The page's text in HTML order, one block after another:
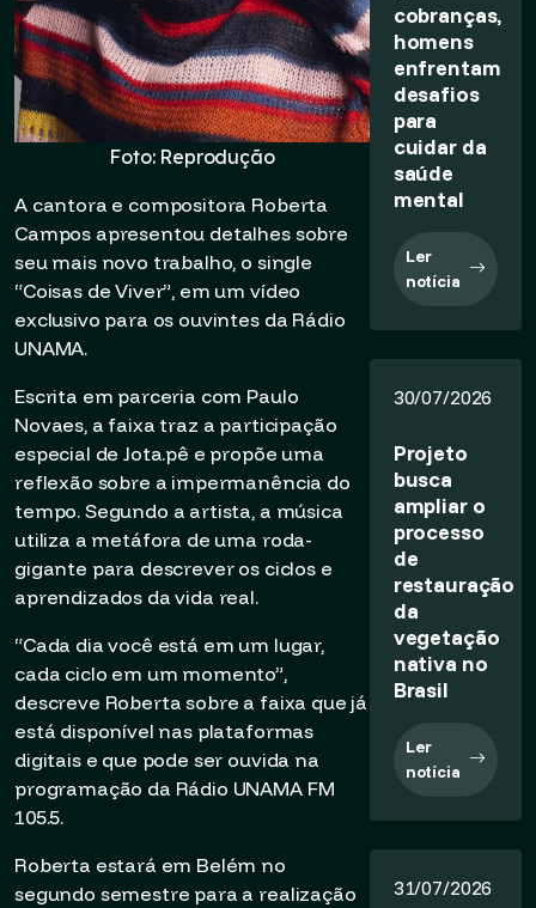
Foto: Reprodução
A cantora e compositora Roberta
Campos apresentou detalhes sobre
seu mais novo trabalho, o single
“Coisas de Viver”, em um vídeo
exclusivo para os ouvintes da Rádio
UNAMA.
Escrita em parceria com Paulo
Novaes, a faixa traz a participação
especial de Jota.pê e propõe uma
reflexão sobre a impermanência do
tempo. Segundo a artista, a música
utiliza a metáfora de uma roda-
gigante para descrever os ciclos e
aprendizados da vida real.
“Cada dia você está em um lugar,
cada ciclo em um momento”,
descreve Roberta sobre a faixa que já
está disponível nas plataformas
digitais e que pode ser ouvida na
programação da Rádio UNAMA FM
105.5.
Roberta estará em Belém no
segundo semestre para a realização
cobranças,
homens
enfrentam
desafios
para
cuidar da
saúde
mental
Ler
notícia
30/07/2026
Projeto
busca
ampliar o
processo
de
restauração
da
vegetação
nativa no
Brasil
Ler
notícia
31/07/2026